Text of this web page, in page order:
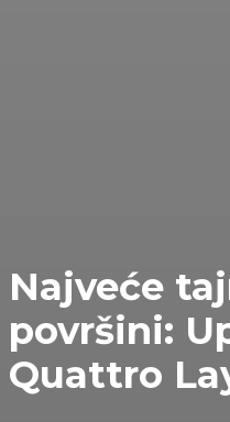
Najveće
površini:
Quattro